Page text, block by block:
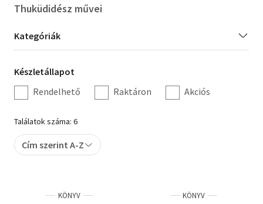
Hobbi, szabadidő
Irodalom
Művészet
Szakkönyv
Tankönyv, segédkönyv
Thuküdidész művei
Kategória
szűrés
Kategóriák
Készletállapot
szűrés
Készletállapot
Rendelhető
Raktáron Akciós
Találatok száma: 6
Cím szerint A-Z
KÖNYV KÖNYV